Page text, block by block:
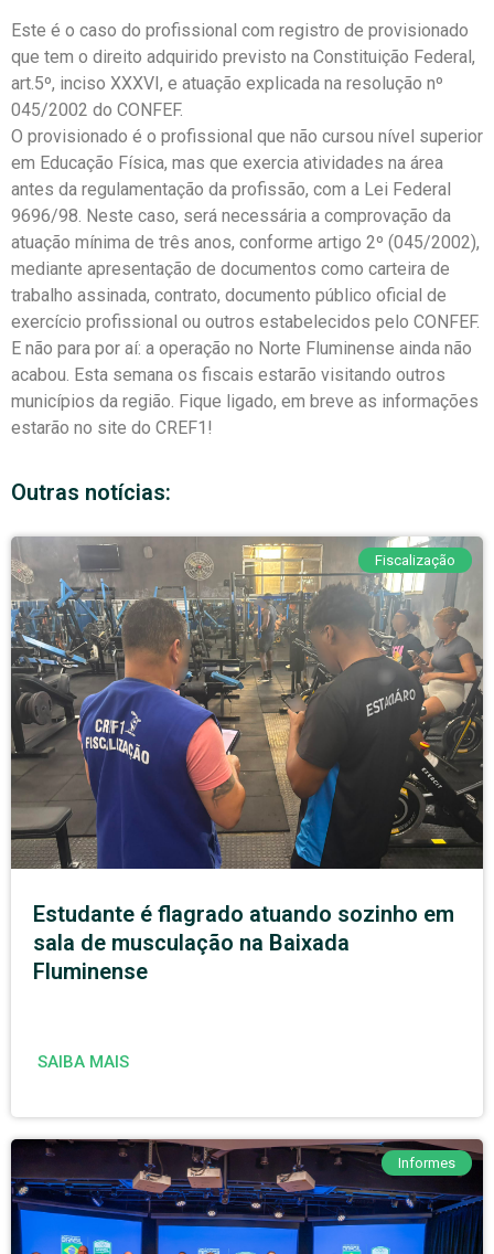
Este é o caso do profissional com registro de provisionado
que tem o direito adquirido previsto na Constituição Federal,
art.5º, inciso XXXVI, e atuação explicada na resolução nº
045/2002 do CONFEF.
O provisionado é o profissional que não cursou nível superior
em Educação Física, mas que exercia atividades na área
antes da regulamentação da profissão, com a Lei Federal
9696/98. Neste caso, será necessária a comprovação da
atuação mínima de três anos, conforme artigo 2º (045/2002),
mediante apresentação de documentos como carteira de
trabalho assinada, contrato, documento público oficial de
exercício profissional ou outros estabelecidos pelo CONFEF.
E não para por aí: a operação no Norte Fluminense ainda não
acabou. Esta semana os fiscais estarão visitando outros
municípios da região. Fique ligado, em breve as informações
estarão no site do CREF1!
Outras notícias:
Fiscalização
Estudante é flagrado atuando sozinho em
sala de musculação na Baixada
Fluminense
SAIBA MAIS
Informes